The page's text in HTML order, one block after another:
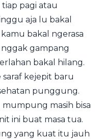
pagi atau
aja lu bakal
bakal ngerasa
gampang
bakal hilang.
kejepit baru
punggung.
masih bisa
ini buat masa tua.
yang kuat itu jauh